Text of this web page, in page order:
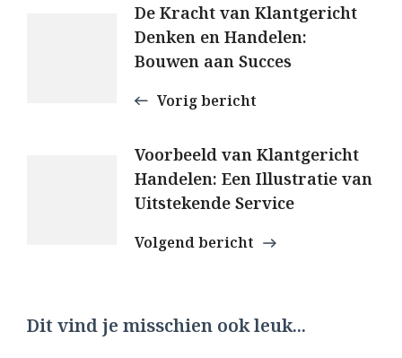
Berichtnavigatie
De Kracht van Klantgericht
Denken en Handelen:
Bouwen aan Succes
Vorig bericht
Voorbeeld van Klantgericht
Handelen: Een Illustratie van
Uitstekende Service
Volgend bericht
Dit vind je misschien ook leuk...